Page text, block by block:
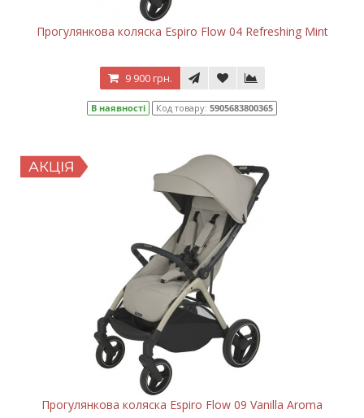
Прогулянкова коляска Espiro Flow 04 Refreshing Mint
9 900 грн.
В наявності Код товару: 5905683800365
Прогулянкова коляска Espiro Flow 09 Vanilla Aroma